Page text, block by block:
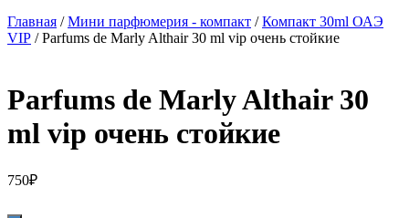
Главная /Мини парфюмерия - компакт /Компакт 30ml ОАЭ
VIP / Parfums de Marly Althair 30 ml vip очень стойкие
Parfums de Marly Althair 30
ml vip очень стойкие
750₽